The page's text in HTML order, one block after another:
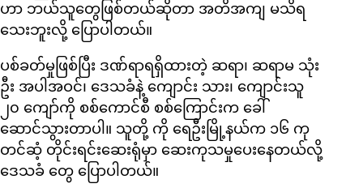
ဟာ ဘယ်သူတွေဖြစ်တယ်ဆိုတာ အတိအကျ မသိရ
သေးဘူးလို့ ပြောပါတယ်။
ပစ်ခတ်မှုဖြစ်ပြီး ဒဏ်ရာရရှိထားတဲ့ ဆရာ၊ ဆရာမ သုံး
ဦး အပါအဝင်၊ ဒေသခံနဲ့ ကျောင်း သား၊ ကျောင်းသူ
၂၀ ကျော်ကို စစ်ကောင်စီ စစ်ကြောင်းက ခေါ်
ဆောင်သွားတာပါ။ သူတို့ ကို ရေဦးမြို့နယ်က ၁၆ ကု
တင်ဆံ့ တိုင်းရင်းဆေးရုံမှာ ဆေးကုသမှုပေးနေတယ်လို့
ဒေသခံ တွေ ပြောပါတယ်။